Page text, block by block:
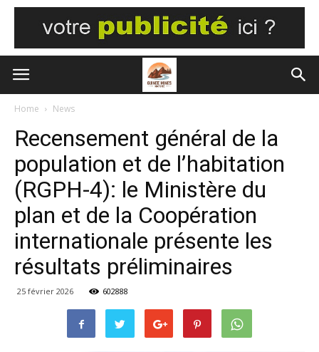
Home News
Recensement général de la
population et de l’habitation
(RGPH-4): le Ministère du
plan et de la Coopération
internationale présente les
résultats préliminaires
25 février 2026 602888